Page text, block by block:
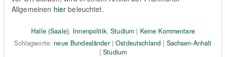
Allgemeinen hier beleuchtet.
Halle (Saale), Innenpolitik,Studium | Keine Kommentare
Schlagworte:neue Bundesländer|Ostdeutschland | Sachsen-Anhalt
|Studium